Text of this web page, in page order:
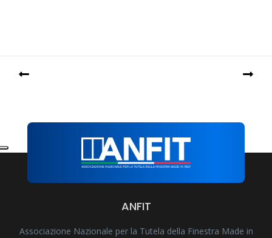
ANFIT
Associazione Nazionale per la Tutela della Finestra Made in